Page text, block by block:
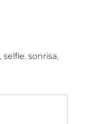
, selfie, sonrisa,